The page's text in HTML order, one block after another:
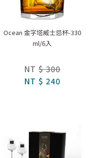
Ocean 金字塔威士忌杯-330
ml/6入
NT $ 300
NT $ 240